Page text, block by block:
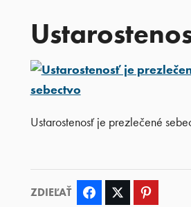
Ustarostenosť je prezlečené
ZDIEĽAŤ Facebook Twitter